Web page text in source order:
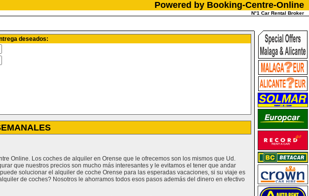
Powered by Booking-Centre-Online
N°1 Car Rental Broker
deseados:
Online. Los coches de alquiler en Orense que le ofrecemos son los mismos que Ud.
que nuestros precios son mucho más interesantes y le evitamos el tener que andar
solucionar el alquiler de coche Orense para las esperadas vacaciones, si su viaje es
de coches? Nosotros le ahorramos todos esos pasos además del dinero en efectivo